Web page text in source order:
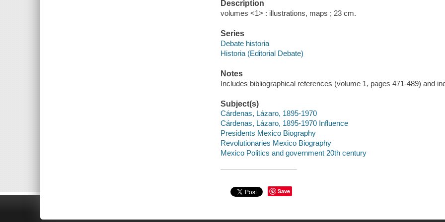
Description
volumes <1> : illustrations, maps ; 23 cm.
Series
Debate historia
Historia (Editorial Debate)
Notes
Includes bibliographical references (volume 1, pages 471-489) and
Subject(s)
Cárdenas, Lázaro, 1895-1970
Cárdenas, Lázaro, 1895-1970 Influence
Presidents Mexico Biography
Revolutionaries Mexico Biography
Mexico Politics and government 20th century
Save